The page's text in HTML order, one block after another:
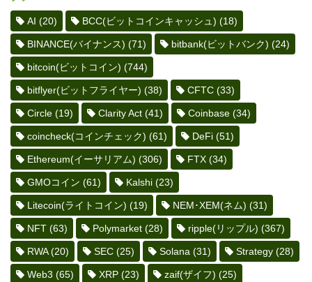
AI (20) BCC(ビットコインキャッシュ) (18)
BINANCE(バイナンス) (71) bitbank(ビットバンク) (24)
bitcoin(ビットコイン) (744)
bitflyer(ビットフライヤー) (38) CFTC (33)
Circle (19) Clarity Act (41) Coinbase (34)
coincheck(コインチェック) (61) DeFi (51)
Ethereum(イーサリアム) (306) FTX (34)
GMOコイン (61) Kalshi (23)
Litecoin(ライトコイン) (19) NEM･XEM(ネム) (31)
NFT (63) Polymarket (28) ripple(リップル) (367)
RWA(20) SEC (25) Solana (31) Strategy (28)
Web3 (65) XRP (23) zaif(ザイフ) (25)